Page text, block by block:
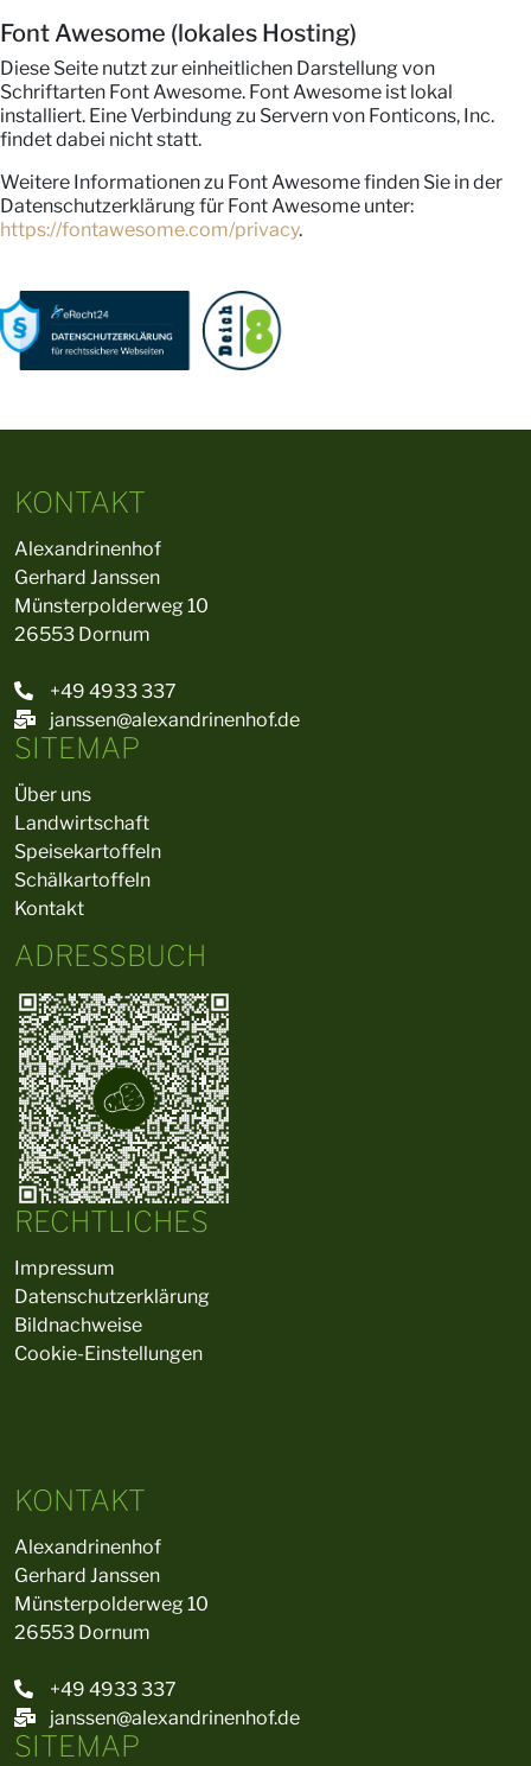
Font Awesome (lokales Hosting)
Diese Seite nutzt zur einheitlichen Darstellung von
Schriftarten Font Awesome. Font Awesome ist lokal
installiert. Eine Verbindung zu Servern von Fonticons, Inc.
findet dabei nicht statt.
Weitere Informationen zu Font Awesome finden Sie in der
Datenschutzerklärung für Font Awesome unter:
https://fontawesome.com/privacy.
KONTAKT
Alexandrinenhof
Gerhard Janssen
Münsterpolderweg 10
26553 Dornum
+49 4933 337
janssen@alexandrinenhof.de
SITEMAP
Über uns
Landwirtschaft
Speisekartoffeln
Schälkartoffeln
Kontakt
ADRESSBUCH
RECHTLICHES
Impressum
Datenschutzerklärung
Bildnachweise
Cookie-Einstellungen
KONTAKT
Alexandrinenhof
Gerhard Janssen
Münsterpolderweg 10
26553 Dornum
+49 4933 337
janssen@alexandrinenhof.de
SITEMAP